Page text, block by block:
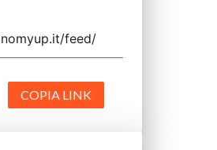
COPIA LINK